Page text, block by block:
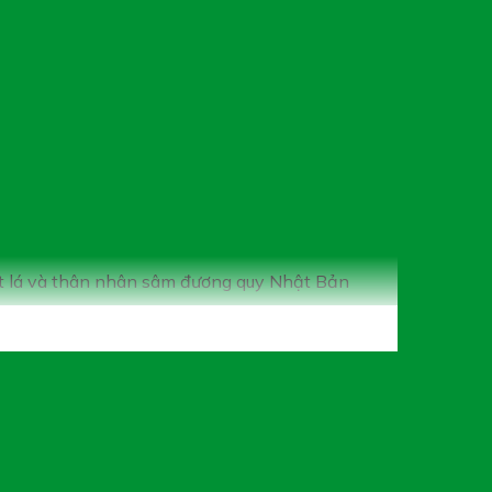
và thân nhân sâm đương quy Nhật Bản